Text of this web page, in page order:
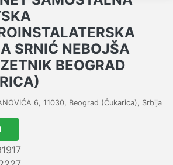
ocena
SRNIĆ NEBOJŠA
BEOGRAD
6, 11030, Beograd (Čukarica), Srbija